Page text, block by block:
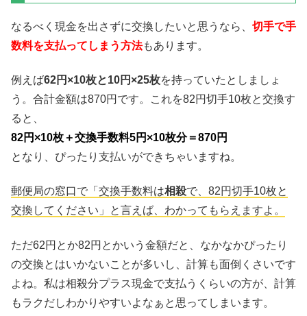
なるべく現金を出さずに交換したいと思うなら、 切手で手
数料を支払ってしまう方法もあります。
例えば62円×10枚と10円×25枚を持っていたとしましょ
う。合計金額は870円です。これを82円切手10枚と交換す
ると、
82円×10枚＋交換手数料5円×10枚分＝870円
となり、ぴったり支払いができちゃいますね。
郵便局の窓口で「交換手数料は相殺で、82円切手10枚と
交換してください」と言えば、わかってもらえますよ。
ただ62円とか82円とかいう金額だと、なかなかぴったり
の交換とはいかないことが多いし、計算も面倒くさいです
よね。私は相殺分プラス現金で支払うくらいの方が、計算
もラクだしわかりやすいよなぁと思ってしまいます。